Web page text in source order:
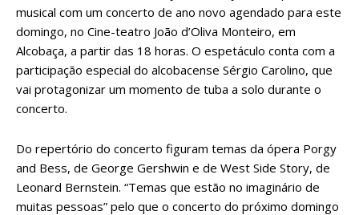
musical com um concerto de ano novo agendado para este
domingo, no Cine-teatro João d’Oliva Monteiro, em
Alcobaça, a partir das 18 horas. O espetáculo conta com a
participação especial do alcobacense Sérgio Carolino, que
vai protagonizar um momento de tuba a solo durante o
concerto.
Do repertório do concerto figuram temas da ópera Porgy
and Bess, de George Gershwin e de West Side Story, de
Leonard Bernstein. “Temas que estão no imaginário de
muitas pessoas” pelo que o concerto do próximo domingo